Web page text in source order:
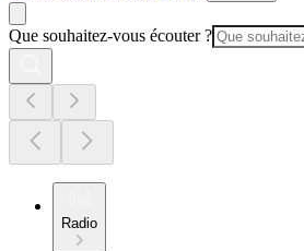
Que souhaitez-vous écouter ?
Radio